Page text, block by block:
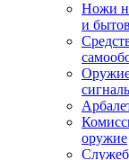
Ножи
и
оружие